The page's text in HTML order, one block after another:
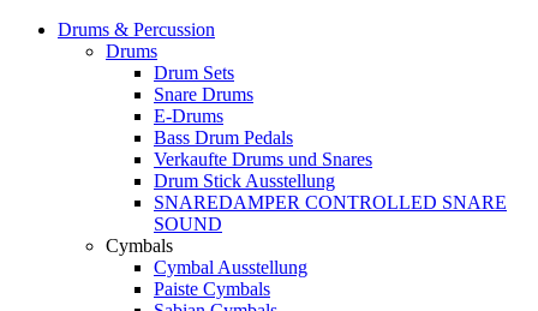
Drums & Percussion
Drums
Drum Sets
Snare Drums
E-Drums
Bass Drum Pedals
Verkaufte Drums und Snares
Drum Stick Ausstellung
SNAREDAMPER CONTROLLED SNARE
SOUND
Cymbals
Cymbal Ausstellung
Paiste Cymbals